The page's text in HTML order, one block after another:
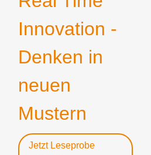
Innovation -
Denken in
neuen
Mustern
Jetzt Leseprobe